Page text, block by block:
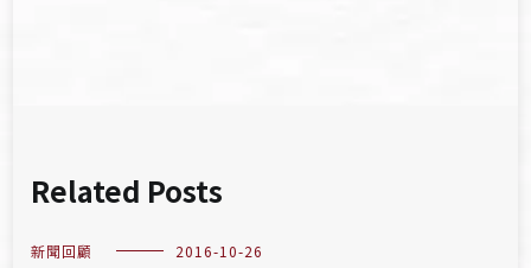
Related Posts
新聞回顧 2016-10-26